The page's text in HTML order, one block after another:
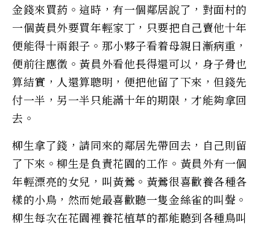
金錢來買葯。這時，有一個鄰居說了，對面村的
一個黃員外要買年輕家丁，只要把自己賣他十年
便能得十兩銀子。那小夥子看着母親日漸病重，
便前往應徵。黃員外看他長得還可以，身子骨也
算結實，人還算聰明，便把他留了下來，但錢先
付一半，另一半只能滿十年的期限，才能夠拿回
去。
柳生拿了錢，請同來的鄰居先帶回去，自己則留
了下來。柳生是負責花園的工作。黃員外有一個
年輕漂亮的女兒，叫黃鶯。黃鶯很喜歡養各種各
樣的小鳥，然而她最喜歡聽一隻金絲雀的叫聲。
柳生每次在花園裡養花植草的都能聽到各種鳥叫